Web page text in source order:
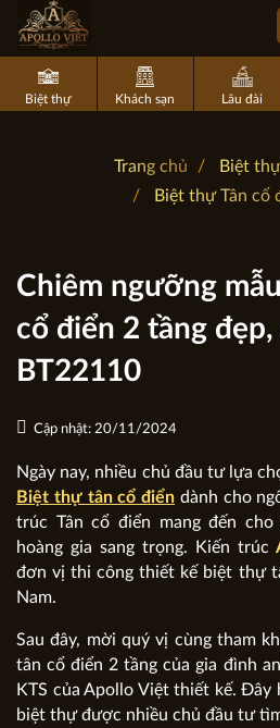
Biệt thự Khách sạn Lâu đài
Trang chủ
Biệt
Biệt thự Tân cổ
Chiêm ngưỡng
cổ điển 2 tầng đẹp,
BT22110
Cập nhật: 20/11/2024
Ngày nay, nhiều chủ đầu tư lựa
Biệt thự tân cổ điển dành cho
trúc Tân cổ điển mang đến
hoàng gia sang trọng. Kiến trúc
đơn vị thi công thiết kế biệt thự
Nam.
Sau đây, mời quý vị cùng tham
tân cổ điển 2 tầng của gia đình
KTS của Apollo Việt thiết kế. Đây
biệt thự được nhiều chủ đầu tư